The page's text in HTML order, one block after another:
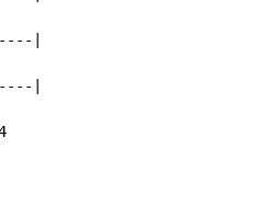
|
|